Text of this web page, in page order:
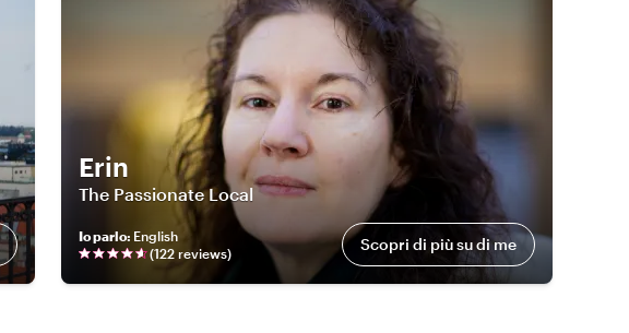
Erin
The Passionate Local
Io parlo: English
(122 reviews) Scopri di più su di me